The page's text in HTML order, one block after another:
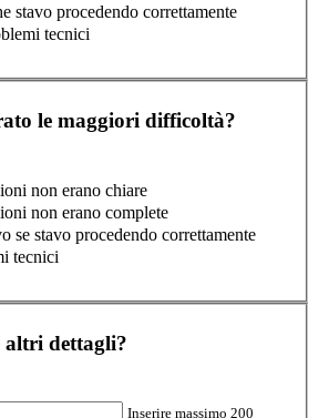
stavo procedendo correttamente
tecnici
le maggiori difficoltà?
non erano chiare
non erano complete
se stavo procedendo correttamente
tecnici
altri dettagli?
Inserire massimo 200